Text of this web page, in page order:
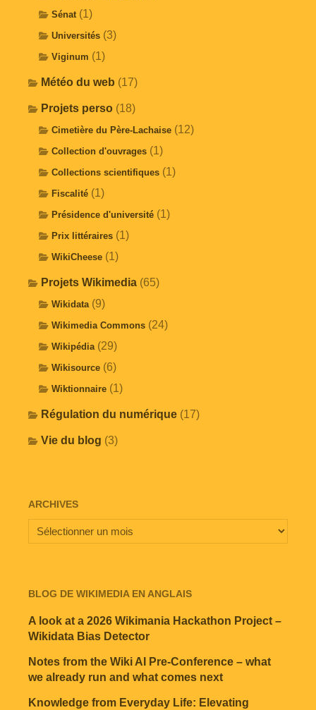
Sénat (1)
Universités (3)
Viginum (1)
Météo du web (17)
Projets perso (18)
Cimetière du Père-Lachaise (12)
Collection d'ouvrages (1)
Collections scientifiques (1)
Fiscalité (1)
Présidence d'université (1)
Prix littéraires (1)
WikiCheese (1)
Projets Wikimedia (65)
Wikidata (9)
Wikimedia Commons (24)
Wikipédia (29)
Wikisource (6)
Wiktionnaire (1)
Régulation du numérique (17)
Vie du blog (3)
ARCHIVES
BLOG DE WIKIMEDIA EN ANGLAIS
A look at a 2026 Wikimania Hackathon Project –
Wikidata Bias Detector
Notes from the Wiki AI Pre-Conference – what
we already run and what comes next
Knowledge from Everyday Life: Elevating